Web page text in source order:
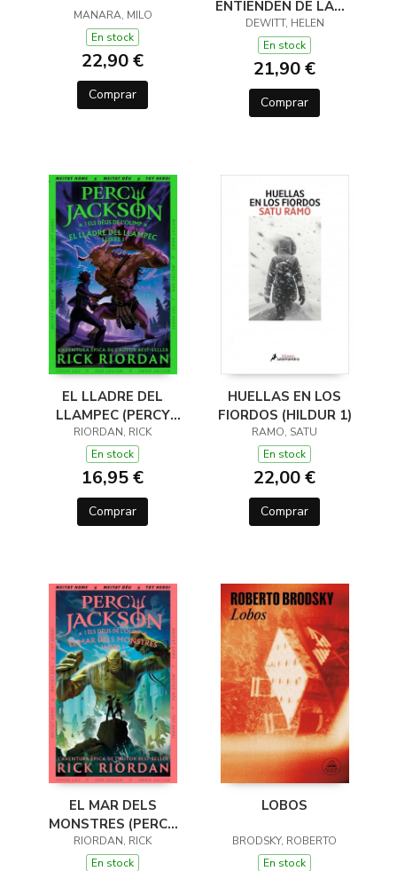
MANARA, MILO
En stock
22,90 €
Comprar
ENTIENDEN DE LANA
(Y OTROS TRUCOS)
DEWITT, HELEN
En stock
21,90 €
Comprar
EL LLADRE DEL
LLAMPEC (PERCY
JACKSON I ELS DÉUS
DE L'OLIMP 1)
RIORDAN, RICK
En stock
16,95 €
Comprar
HUELLAS EN LOS
FIORDOS (HILDUR 1)
RAMO, SATU
En stock
22,00 €
Comprar
EL MAR DELS
MONSTRES (PERCY
JACKSON I ELS DÉUS
DE L'OLIMP 2)
RIORDAN, RICK
En stock
LOBOS
BRODSKY, ROBERTO
En stock